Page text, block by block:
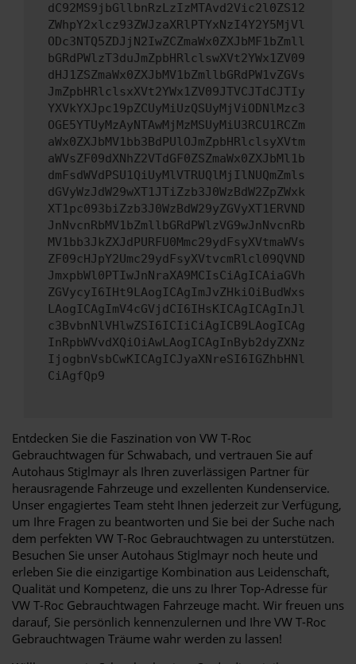
dC92MS9jbGllbnRzLzIzMTAvd2Vic2l0ZS12
ZWhpY2xlcz93ZWJzaXRlPTYxNzI4Y2Y5MjVl
ODc3NTQ5ZDJjN2IwZCZmaWx0ZXJbMF1bZmll
bGRdPWlzT3duJmZpbHRlclswXVt2YWx1ZV09
dHJ1ZSZmaWx0ZXJbMV1bZmllbGRdPW1vZGVs
JmZpbHRlclsxXVt2YWx1ZV09JTVCJTdCJTIy
YXVkYXJpc19pZCUyMiUzQSUyMjViODNlMzc3
OGE5YTUyMzAyNTAwMjMzMSUyMiU3RCU1RCZm
aWx0ZXJbMV1bb3BdPUlOJmZpbHRlclsyXVtm
aWVsZF09dXNhZ2VTdGF0ZSZmaWx0ZXJbMl1b
dmFsdWVdPSU1QiUyMlVTRUQlMjIlNUQmZmls
dGVyWzJdW29wXT1JTiZzb3J0WzBdW2ZpZWxk
XT1pc093biZzb3J0WzBdW29yZGVyXT1ERVND
JnNvcnRbMV1bZmllbGRdPWlzVG9wJnNvcnRb
MV1bb3JkZXJdPURFU0Mmc29ydFsyXVtmaWVs
ZF09cHJpY2Umc29ydFsyXVtvcmRlcl09QVND
JmxpbWl0PTIwJnNraXA9MCIsCiAgICAiaGVh
ZGVycyI6IHt9LAogICAgImJvZHkiOiBudWxs
LAogICAgImV4cGVjdCI6IHsKICAgICAgInJl
c3BvbnNlVHlwZSI6ICIiCiAgICB9LAogICAg
InRpbWVvdXQiOiAwLAogICAgInByb2dyZXNz
IjogbnVsbCwKICAgICJyaXNreSI6IGZhbHNl
CiAgfQp9
Entdecken Sie die Faszination von VW T-Roc
Gebrauchtwagen für Schwabach, und vertrauen Sie auf
Autohaus Stiglmayr als Ihren zuverlässigen Partner für
herausragende Fahrzeuge und exzellenten Kundenservice.
Unser engagiertes Team steht Ihnen jederzeit zur Verfügung,
um Ihre Fragen zu beantworten und Sie bei der Suche nach
dem perfekten VW T-Roc Gebrauchtwagen zu unterstützen.
Besuchen Sie unser Autohaus Stiglmayr noch heute und
erleben Sie die einzigartige Kombination aus Leidenschaft,
Qualität und Kompetenz, die uns zu Ihrer Top-Adresse für
VW T-Roc Gebrauchtwagen Fahrzeuge macht. Wir freuen uns
darauf, Sie persönlich kennenzulernen und Ihre VW T-Roc
Gebrauchtwagen Träume wahr werden zu lassen!